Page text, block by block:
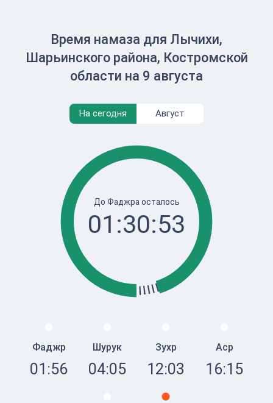
Время намаза для Лычихи,
Шарьинского района, Костромской
области на 9 августа
На сегодня Август
До Фаджра осталось
01:30:53
Фаджр
01:56
Шурук
04:05
Зухр
12:03
Аср
16:15